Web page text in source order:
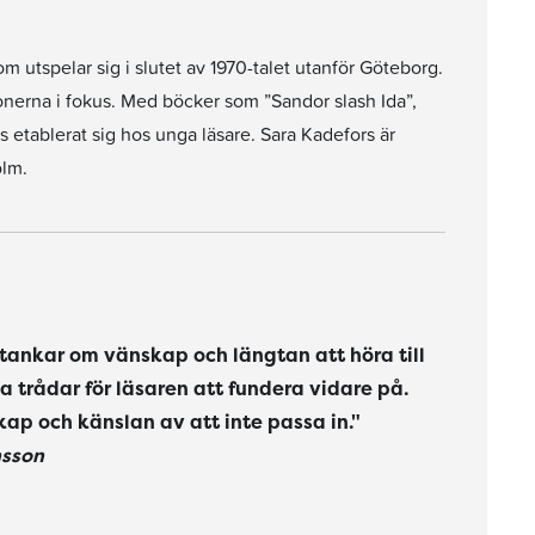
utspelar sig i slutet av 1970-talet utanför Göteborg.
i fokus. Med böcker som ”Sandor slash Ida”,
etablerat sig hos unga läsare. Sara Kadefors är
om vänskap och längtan att höra till
trådar för läsaren att fundera vidare på.
och känslan av att inte passa in."